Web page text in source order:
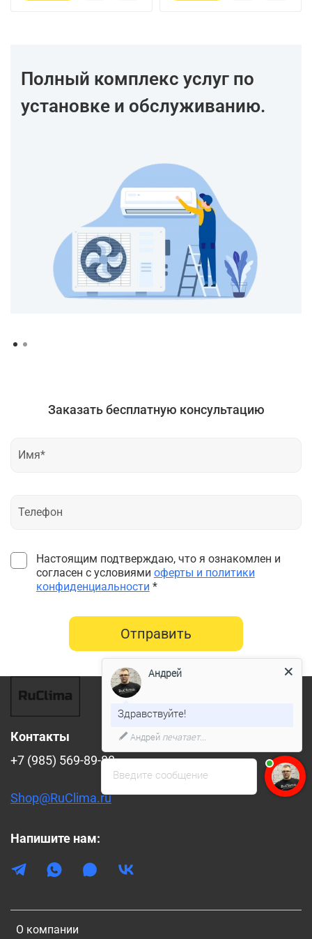
Полный комплекс услуг по
установке и обслуживанию.
Заказать бесплатную консультацию
Настоящим подтверждаю, что я ознакомлен и
согласен с условиями оферты и политики
конфиденциальности *
Отправить
О компании
Контакты
+7 (985) 569-89-88
Shop@RuClima.ru
Напишите нам:
Введите сообщение
Андрей
Здравствуйте!
Андрей печатает...